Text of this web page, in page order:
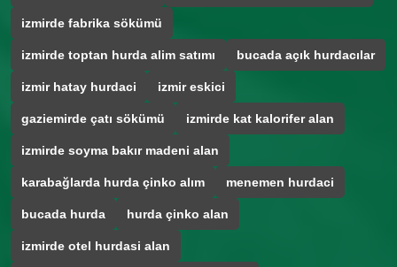
izmirde fabrika sökümü
izmirde toptan hurda alim satımı bucada açık hurdacılar
izmir hatay hurdaci izmir eskici
gaziemirde çatı sökümü izmirde kat kalorifer alan
izmirde soyma bakır madeni alan
karabağlarda hurda çinko alım menemen hurdaci
bucada hurda hurda çinko alan
izmirde otel hurdasi alan